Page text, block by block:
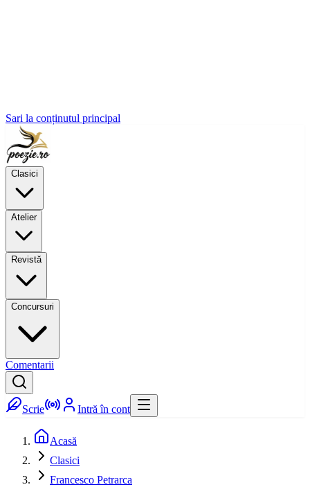
Sari la conținutul principal
Clasici
Atelier
Revistă
Concursuri
Comentarii
Scrie Intră în cont
Acasă
Clasici
Francesco Petrarca